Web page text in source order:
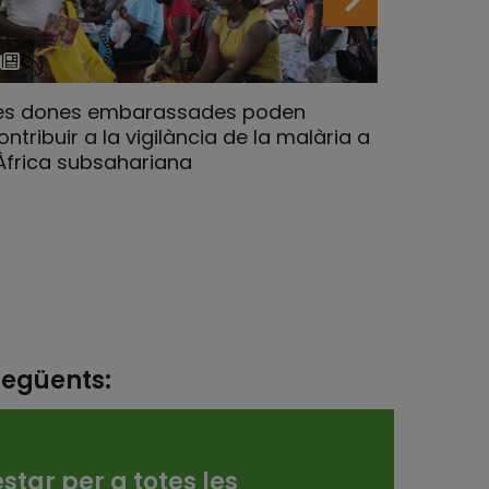
dones embarassades poden
a la vigilància de la malària a
subsahariana
per a totes les